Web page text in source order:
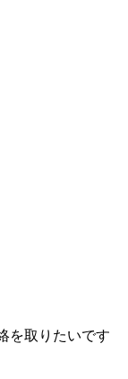
を取りたいです